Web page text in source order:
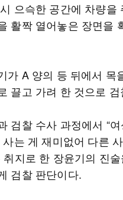
으슥한 공간에 차량을
활짝 열어놓은 장면을
가 A 양의 등 뒤에서 목
끌고 가려 한 것으로
검찰 수사 과정에서 “
는 게 재미없어 다른
취지로 한 장윤기의 진
검찰 판단이다.